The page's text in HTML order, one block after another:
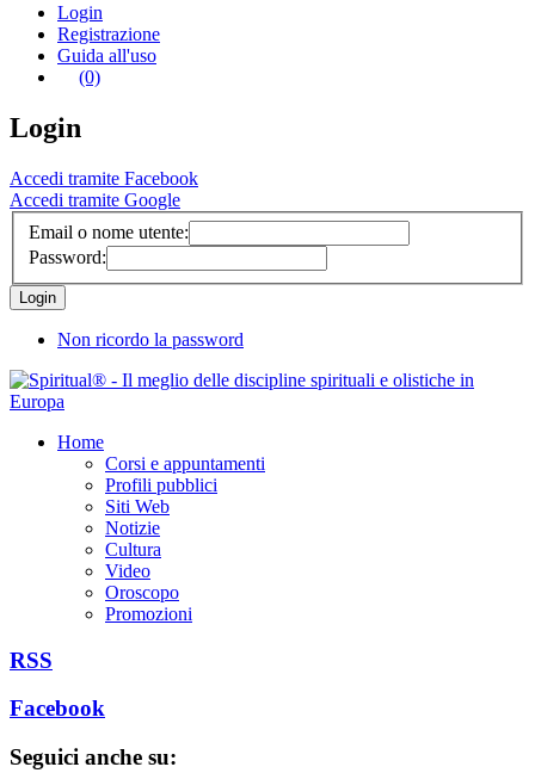
Login
Registrazione
Guida all'uso
(0)
Login
Accedi tramite Facebook
Accedi tramite Google
Email o nome utente:
Password:
Non ricordo la password
Home
Corsi e appuntamenti
Profili pubblici
Siti Web
Notizie
Cultura
Video
Oroscopo
Promozioni
RSS
Facebook
Seguici anche su: